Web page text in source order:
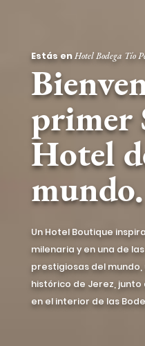
Estás enHotel Bodega Tío
primer
Hotel
mundo.
Un Hotel Boutique
milenaria y en una de
prestigiosas del
histórico de Jerez, junto
en el interior de las